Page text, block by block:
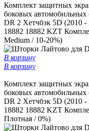
Комплект защитных
боковых автомобильных
DR 2 Хетчбэк 5D (2010 -
18882 18882 KZT
Medium / 10-20%)
В корзину
В корзину
Комплект защитных
боковых автомобильных
DR 2 Хетчбэк 5D (2010 -
18882 18882 KZT
Плотная / 0%)